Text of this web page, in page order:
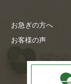
お急ぎの方へ
お客様の声